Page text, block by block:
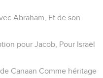
Abraham, Et de son
pour Jacob, Pour Israël
Canaan Comme héritage